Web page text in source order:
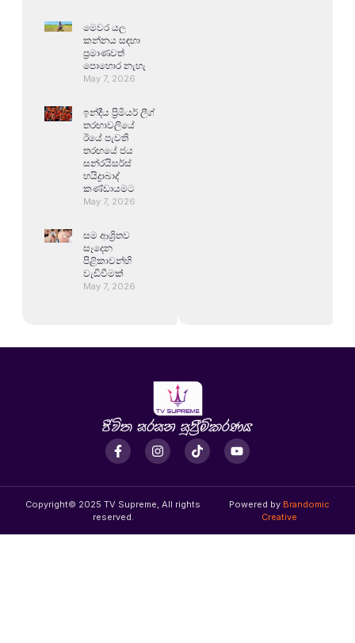
මෙවර යල
කන්නය සඳහා
ප්‍රමාණවත්
පොහොර නැහැ
May 7, 2026
ඉන්දීය ප්‍රිමියර් ලීග්
තරඟාවලියේ
ඊයේ පැවති
තරඟයේ ජය
සන්රයිසර්ස්
හයිද්‍රාබාද්
කණ්ඩායමට
May 7, 2026
සම ආශ්‍රිතව
සෑදෙන
පිළිකාවන්හි
වැඩිවීමක්
May 7, 2026
Copyright© 2025 TV Supreme, All rights
reserved.
Powered by Brandomic
Creative